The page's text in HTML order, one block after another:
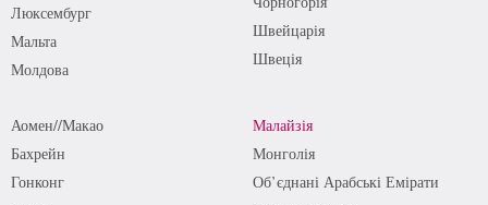
Люксембург
Мальта
Молдова
Швейцарія
Швеція
Аомен//Макао
Бахрейн
Гонконг
Малайзія
Монголія
Об’єднані Арабські Емірати